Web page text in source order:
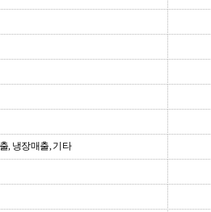
, 냉장매출, 기타